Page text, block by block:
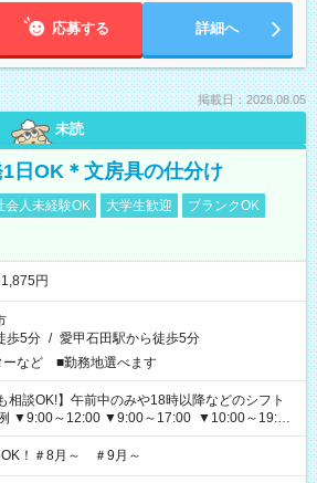
応募する 詳細へ
掲載日：2026.08.05
未読
日OK＊文房具の仕分け
会人未経験OK 大学生歓迎
ブランクOK
円
歩5分 / 愛甲石田駅から徒歩5分
ーなど ■勤務地選べます
相談OK!】午前中のみや18時以降などのシフト
▼9:00～12:00 ▼9:00～17:00 ▼10:00～19:00
OK！＃8月～ ＃9月～